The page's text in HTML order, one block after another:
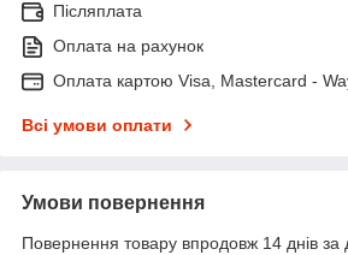
Післяплата
Оплата на рахунок
Оплата картою Visa, Mastercard -
Всі умови оплати
Умови повернення
Повернення товару впродовж 14 днів за